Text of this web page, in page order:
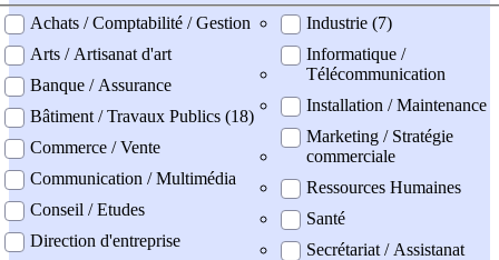
professionel
Achats / Comptabilité / Gestion
Arts / Artisanat d'art
Banque / Assurance
Bâtiment / Travaux Publics (18)
Commerce / Vente
Communication / Multimédia
Conseil / Etudes
Direction d'entreprise
Industrie (7)
Informatique /
Télécommunication
Installation / Maintenance
Marketing / Stratégie
commerciale
Ressources Humaines
Santé
Secrétariat / Assistanat